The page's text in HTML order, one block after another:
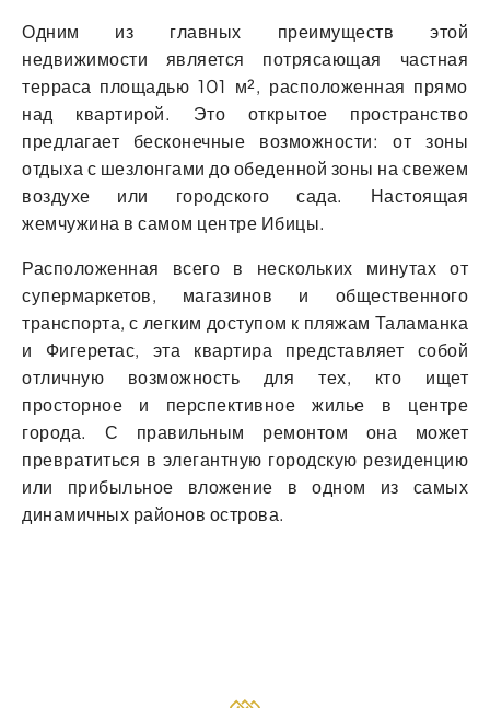
Одним из главных преимуществ этой
недвижимости является потрясающая частная
терраса площадью 101 м², расположенная прямо
над квартирой. Это открытое пространство
предлагает бесконечные возможности: от зоны
отдыха с шезлонгами до обеденной зоны на свежем
воздухе или городского сада. Настоящая
жемчужина в самом центре Ибицы.
Расположенная всего в нескольких минутах от
супермаркетов, магазинов и общественного
транспорта, с легким доступом к пляжам Таламанка
и Фигеретас, эта квартира представляет собой
отличную возможность для тех, кто ищет
просторное и перспективное жилье в центре
города. С правильным ремонтом она может
превратиться в элегантную городскую резиденцию
или прибыльное вложение в одном из самых
динамичных районов острова.